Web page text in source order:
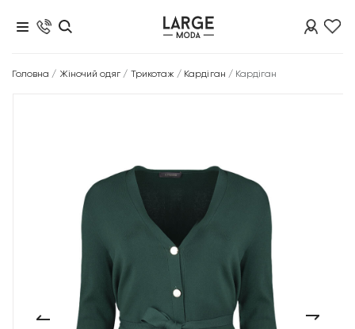
Головна / Жіночий одяг / Трикотаж / Кардіган / Кардіган